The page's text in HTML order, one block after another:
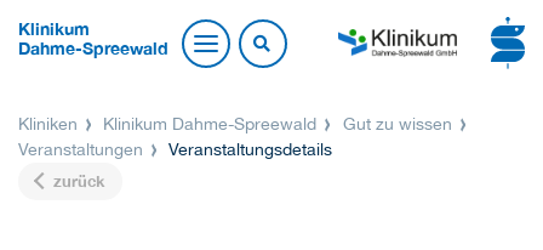
Klinikum
Dahme-Spreewald
Kliniken Klinikum Dahme-Spreewald
Gut zu wissen
Veranstaltungen
Veranstaltungsdetails
zurück